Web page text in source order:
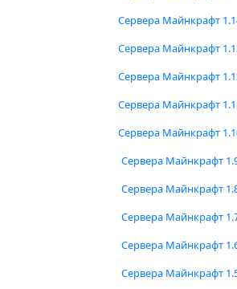
Сервера Майнкрафт
Сервера Майнкрафт
Сервера Майнкрафт
Сервера Майнкрафт
Сервера Майнкрафт
Сервера Майнкрафт
Сервера Майнкрафт
Сервера Майнкрафт
Сервера Майнкрафт
Сервера Майнкрафт